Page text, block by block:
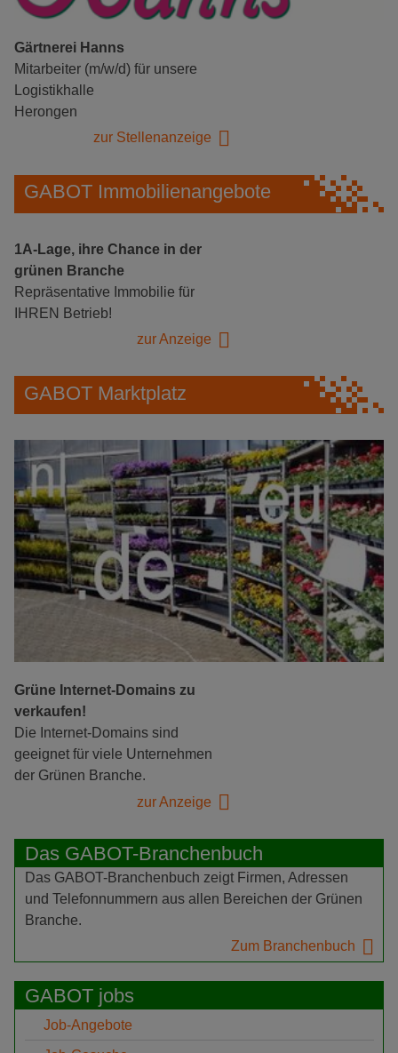
Gärtnerei Hanns
Mitarbeiter (m/w/d) für unsere
Logistikhalle
Herongen
zur Stellenanzeige
GABOT Immobilienangebote
1A-Lage, ihre Chance in der
grünen Branche
Repräsentative Immobilie für
IHREN Betrieb!
zur Anzeige
GABOT Marktplatz
Grüne Internet-Domains zu
verkaufen!
Die Internet-Domains sind
geeignet für viele Unternehmen
der Grünen Branche.
zur Anzeige
Das GABOT-Branchenbuch
Das GABOT-Branchenbuch zeigt Firmen, Adressen
und Telefonnummern aus allen Bereichen der Grünen
Branche.
Zum Branchenbuch
GABOT jobs
Job-Angebote